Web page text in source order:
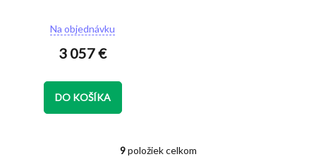
Priemerné
hodnotenie
produktu
z
5
Na objednávku
3 057 €
DO KOŠÍKA
O
9položiek celkom